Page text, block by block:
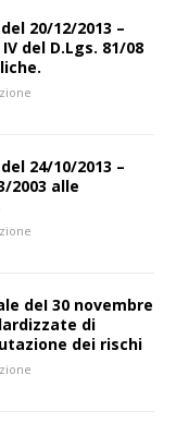
20/12/2013 –
del D.Lgs. 81/08
24/10/2013 –
2003 alle
deI 30 novembre
di
dei rischi